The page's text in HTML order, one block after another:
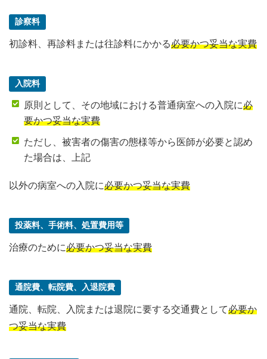
診察料
初診料、再診料または往診料にかかる必要かつ妥当な実費
入院料
原則として、その地域における普通病室への入院に必
要かつ妥当な実費
ただし、被害者の傷害の態様等から医師が必要と認め
た場合は、上記
以外の病室への入院に必要かつ妥当な実費
投薬料、手術料、処置費用等
治療のために必要かつ妥当な実費
通院費、転院費、入退院費
通院、転院、入院または退院に要する交通費として必要か
つ妥当な実費